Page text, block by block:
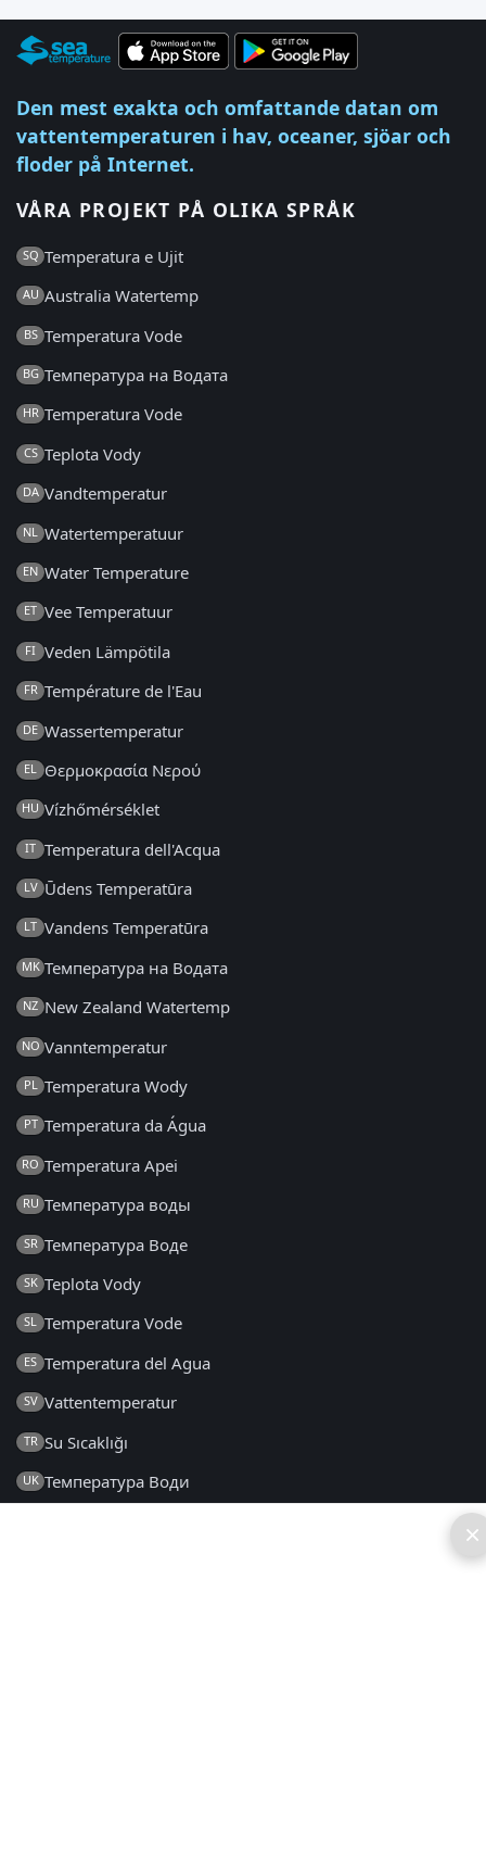
Den mest exakta och omfattande datan om
vattentemperaturen i hav, oceaner, sjöar och
floder på Internet.
VÅRA PROJEKT PÅ OLIKA SPRÅK
SQ Temperatura e Ujit
AU Australia Watertemp
BS Temperatura Vode
BG Температура на Водата
HR Temperatura Vode
CS Teplota Vody
DA Vandtemperatur
NL Watertemperatuur
EN Water Temperature
ET Vee Temperatuur
FI Veden Lämpötila
FR Température de l'Eau
DE Wassertemperatur
EL Θερμοκρασία Νερού
HU Vízhőmérséklet
IT Temperatura dell'Acqua
LV Ūdens Temperatūra
LT Vandens Temperatūra
MK Температура на Водата
NZ New Zealand Watertemp
NO Vanntemperatur
PL Temperatura Wody
PT Temperatura da Água
RO Temperatura Apei
RU Температура воды
SR Температура Воде
SK Teplota Vody
SL Temperatura Vode
ES Temperatura del Agua
SV Vattentemperatur
TR Su Sıcaklığı
UK Температура Води
×